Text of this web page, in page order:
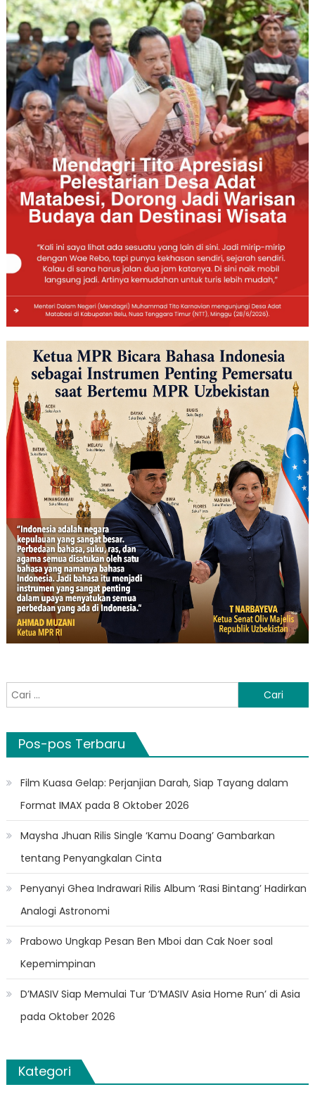
Cari
untuk:
Pos-pos Terbaru
Film Kuasa Gelap: Perjanjian Darah, Siap Tayang dalam
Format IMAX pada 8 Oktober 2026
Maysha Jhuan Rilis Single ‘Kamu Doang’ Gambarkan
tentang Penyangkalan Cinta
Penyanyi Ghea Indrawari Rilis Album ‘Rasi Bintang’ Hadirkan
Analogi Astronomi
Prabowo Ungkap Pesan Ben Mboi dan Cak Noer soal
Kepemimpinan
D’MASIV Siap Memulai Tur ‘D’MASIV Asia Home Run’ di Asia
pada Oktober 2026
Kategori